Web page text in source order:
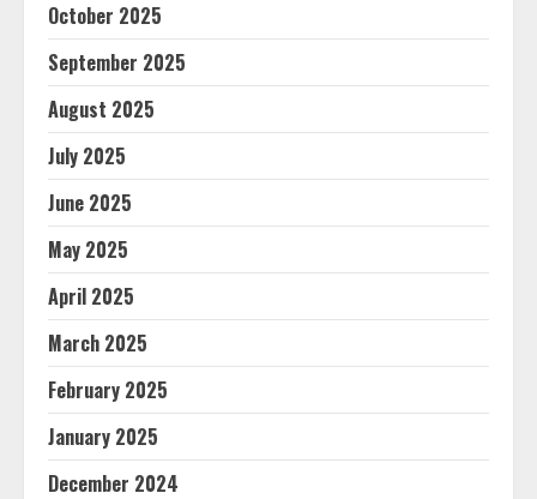
October 2025
September 2025
August 2025
July 2025
June 2025
May 2025
April 2025
March 2025
February 2025
January 2025
December 2024